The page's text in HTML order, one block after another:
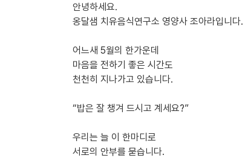
안녕하세요.
옹달샘 치유음식연구소 영양사 조아라입니다.
어느새 5월의 한가운데
마음을 전하기 좋은 시간도
천천히 지나가고 있습니다.
“밥은 잘 챙겨 드시고 계세요?”
우리는 늘 이 한마디로
서로의 안부를 묻습니다.